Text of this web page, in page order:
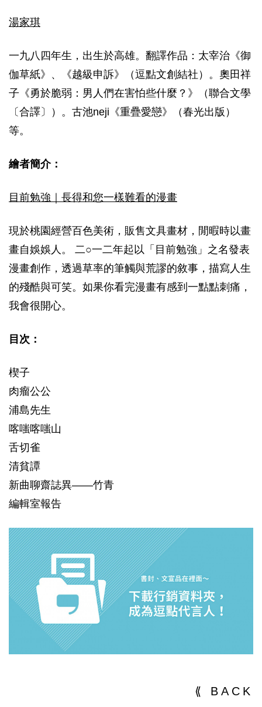
湯家琪
一九八四年生，出生於高雄。翻譯作品：太宰治《御
伽草紙》、《越級申訴》（逗點文創結社）。奧田祥
子《勇於脆弱：男人們在害怕些什麼？》（聯合文學
〔合譯〕）。古池neji《重疊愛戀》（春光出版）
等。
繪者簡介：
目前勉強｜長得和您一樣難看的漫畫
現於桃園經營百色美術，販售文具畫材，閒暇時以畫
畫自娛娛人。 二○一二年起以「目前勉強」之名發表
漫畫創作，透過草率的筆觸與荒謬的敘事，描寫人生
的殘酷與可笑。如果你看完漫畫有感到一點點刺痛，
我會很開心。
目次：
楔子
肉瘤公公
浦島先生
喀嗤喀嗤山
舌切雀
清貧譚
新曲聊齋誌異——竹青
編輯室報告
⟪ BACK